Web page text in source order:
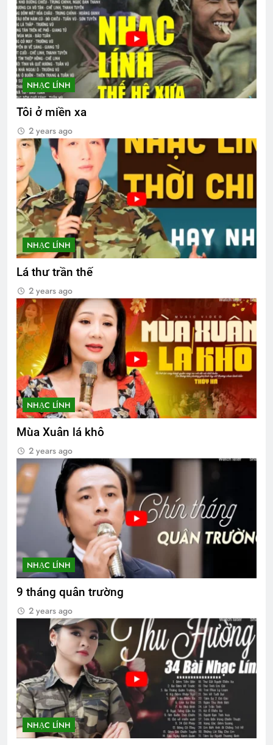
NHẠC LÍNH
Tôi ở miền xa
2 years ago
NHẠC LÍNH
Lá thư trần thế
2 years ago
NHẠC LÍNH
Mùa Xuân lá khô
2 years ago
NHẠC LÍNH
9 tháng quân trường
2 years ago
NHẠC LÍNH